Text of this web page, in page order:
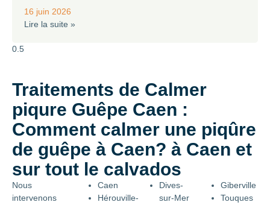
16 juin 2026
Lire la suite »
Traitements de Calmer
piqure Guêpe Caen :
Comment calmer une piqûre
de guêpe à Caen? à Caen et
sur tout le calvados
Nous
intervenons
Caen
Hérouville-
Dives-
sur-Mer
Giberville
Touques